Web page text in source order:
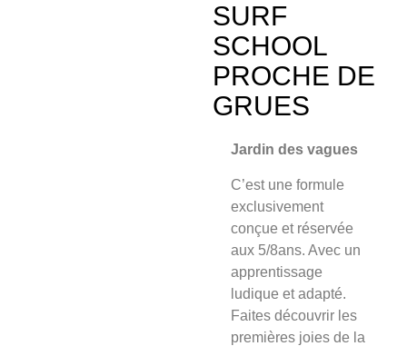
SURF
SCHOOL
PROCHE DE
GRUES
Jardin des vagues
C’est une formule
exclusivement
conçue et réservée
aux 5/8ans. Avec un
apprentissage
ludique et adapté.
Faites découvrir les
premières joies de la